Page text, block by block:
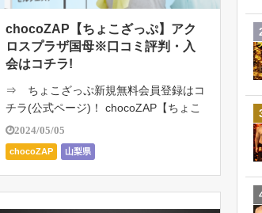
chocoZAP【ちょこざっぷ】アク
ロスプラザ国母※口コミ評判・入
会はコチラ!
⇒ ちょこざっぷ新規無料会員登録はコ
チラ(公式ページ)！ chocoZAP【ちょこ
ざっぷ】アクロスプラザ国母は、RIZAP
監修の24時間ジム。月額2980円（税込
み3278円）で通い放題。初心者向けの
ジム。1日たった5分 […]
2024/05/05
chocoZAP 山梨県